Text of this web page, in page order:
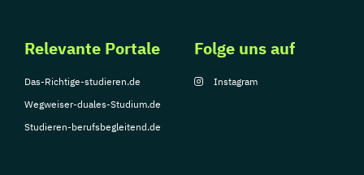
Relevante Portale
Das-Richtige-studieren.de
Wegweiser-duales-Studium.de
Studieren-berufsbegleitend.de
Folge uns auf
Instagram